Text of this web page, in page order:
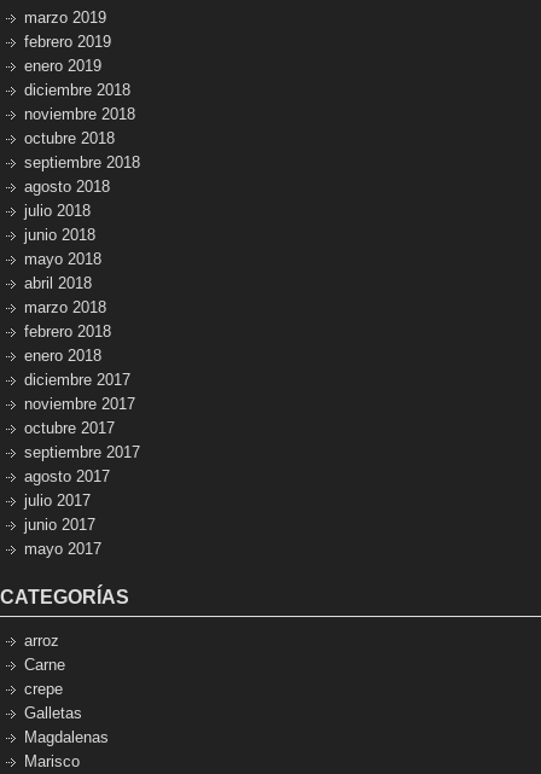
marzo 2019
febrero 2019
enero 2019
diciembre 2018
noviembre 2018
octubre 2018
septiembre 2018
agosto 2018
julio 2018
junio 2018
mayo 2018
abril 2018
marzo 2018
febrero 2018
enero 2018
diciembre 2017
noviembre 2017
octubre 2017
septiembre 2017
agosto 2017
julio 2017
junio 2017
mayo 2017
CATEGORÍAS
arroz
Carne
crepe
Galletas
Magdalenas
Marisco